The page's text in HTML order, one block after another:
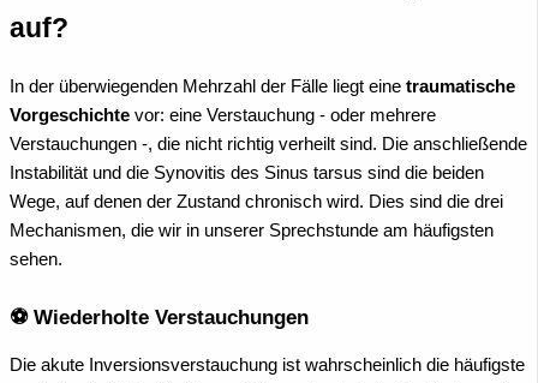
auf?
In der überwiegenden Mehrzahl der Fälle liegt eine traumatische
Vorgeschichte vor: eine Verstauchung - oder mehrere
Verstauchungen -, die nicht richtig verheilt sind. Die anschließende
Instabilität und die Synovitis des Sinus tarsus sind die beiden
Wege, auf denen der Zustand chronisch wird. Dies sind die drei
Mechanismen, die wir in unserer Sprechstunde am häufigsten
sehen.
⚽ Wiederholte Verstauchungen
Die akute Inversionsverstauchung ist wahrscheinlich die häufigste